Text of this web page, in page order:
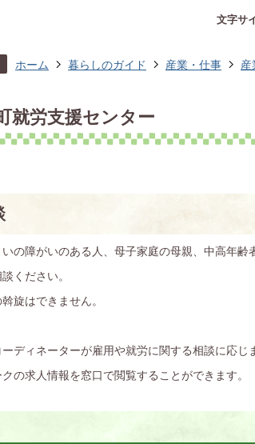
文字サ
ホーム 暮らしのガイド 産業・仕事 産
就労支援センター
の障がいのある人、母子家庭の母親、中高年齢
ください。
旋はできません。
ーディネーターが雇用や就労に関する相談に応じ
クの求人情報を窓口で閲覧することができます。